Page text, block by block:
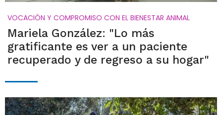
VOCACIÓN Y COMPROMISO CON EL BIENESTAR ANIMAL
Mariela González: "Lo más
gratificante es ver a un paciente
recuperado y de regreso a su hogar"